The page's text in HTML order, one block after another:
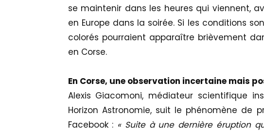
se maintenir dans les heures qui viennent,
en Europe dans la soirée. Si les conditions
colorés pourraient apparaître brièvement
en Corse.
En Corse, une observation incertaine mais
Alexis Giacomoni, médiateur scientifique
Horizon Astronomie, suit le phénomène de
Facebook : « Suite à une dernière éruption